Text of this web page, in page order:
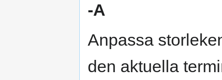
-A
Anpassa
den aktuella